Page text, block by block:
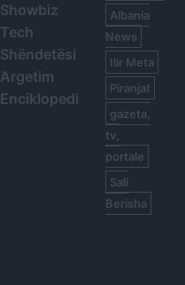
Showbiz
Tech
Shëndetësi
Argetim
Enciklopedi
Albania
News
Ilir Meta
Piranjat
gazeta,
tv,
portale
Sali
Berisha